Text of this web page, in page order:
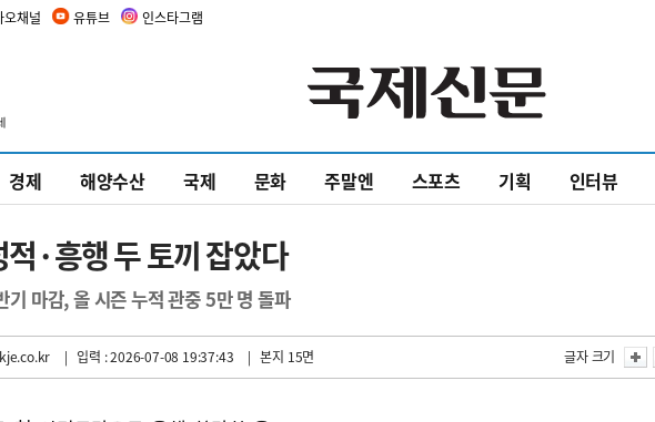
오채널 유튜브 인스타그램
경제 해양수산 국제 문화 주말엔 스포츠 기획 인터뷰
·흥행 두 토끼 잡았다
마감, 올 시즌 누적 관중 5만 명 돌파
| 입력 : 2026-07-08 19:37:43 | 본지 15면 글자 크기